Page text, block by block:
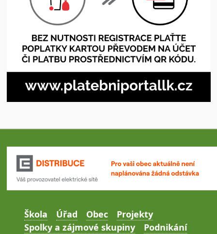
Škola Úřad Obec
Projekty
Spolky a zájmové skupiny
Podnikání